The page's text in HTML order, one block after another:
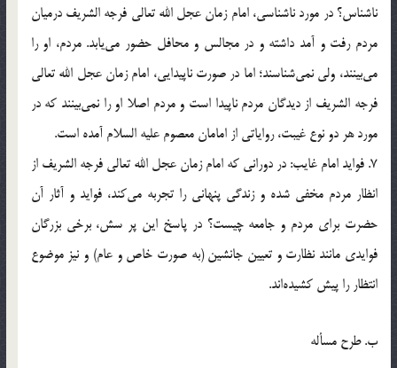
ناشناس؟ در مورد ناشناسي، امام زمان عجل الله تعالي فرجه الشريف درميان
مردم رفت و آمد داشته و در مجالس و محافل حضور مي‌يابد. مردم، او را
مي‌بينند، ولي نمي‌شناسند؛ اما در صورت ناپيدايي، امام زمان عجل الله تعالي
فرجه الشريف از ديدگان مردم ناپيدا است و مردم اصلا او را نمي‌بينند كه در
مورد هر دو نوع غيبت، رواياتي از امامان معصوم عليه السلام آمده است.
7. فوايد امام غايب: در دوراني كه امام زمان عجل الله تعالي فرجه الشريف از
انظار مردم مخفي شده و زندگي پنهاني را تجربه مي‌كند، فوايد و آثار آن
حضرت براي مردم و جامعه چيست؟ در پاسخ اين پر سش، برخي بزرگان
فوايدي مانند نظارت و تعيين جانشين (به صورت خاص و عام) و نيز موضوع
انتظار را پيش كشيده‌اند.
ب. طرح مسأله